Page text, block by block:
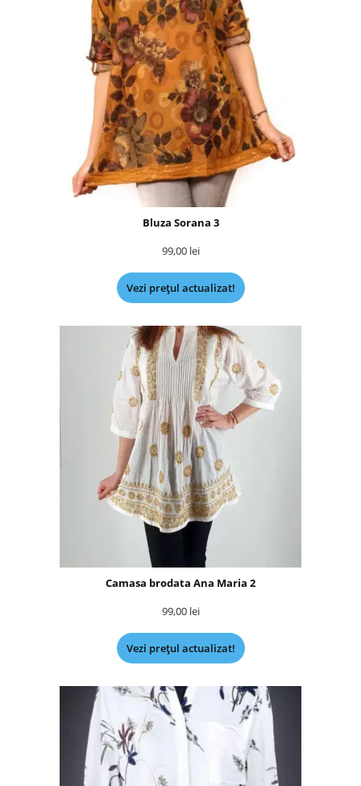
Bluza Sorana 3
99,00 lei
Vezi prețul actualizat!
Camasa brodata Ana Maria 2
99,00 lei
Vezi prețul actualizat!